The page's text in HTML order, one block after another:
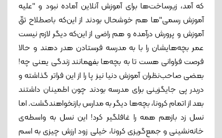
که آمد، زیرساخت‌ها برای آموزش آنلاین آماده نبود و "علیه
آموزش رسمی"ها هم خوشحال بودند از این‌که باصطلاح تقّ
آموزش و پرورش درآمده و هم راضی از این‌که دیگر لازم نیست
عمر بچه‌هایشان را با به مدرسه فرستادن هدر دهند و حالا
فرصت فراوانی هست تا به بچه‌ها بفهمانند زندگی یعنی چه!
بعضی صاحب‌نظران آموزش دنیا نیز پا را از این فراتر گذاشته و
دربدر پی جایگزینی برای مدرسه بودند چون اطمینان داشتند
بعد از اتمام کرونا، بچه‌ها دیگر به مدارس بازنخواهندگشت. اما
نسل زد بازهم همه را غافلگیر کرد! این نسل به واسطه‌ی
خانه‌نشینی و جمع‌گریزی کرونا، خیلی زود ارزش چیزی به اسم